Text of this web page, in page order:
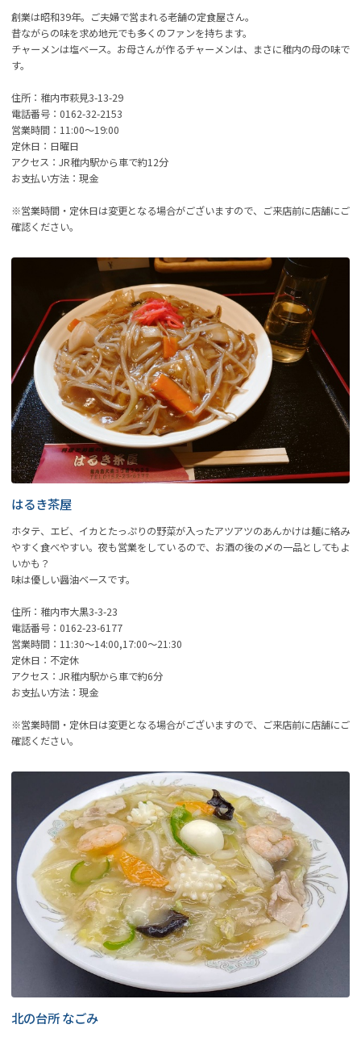
創業は昭和39年。ご夫婦で営まれる老舗の定食屋さん。
昔ながらの味を求め地元でも多くのファンを持ちます。
チャーメンは塩ベース。お母さんが作るチャーメンは、まさに稚内の母の味で
す。
住所：稚内市萩見3-13-29
電話番号：0162-32-2153
営業時間：11:00～19:00
定休日：日曜日
アクセス：JR稚内駅から車で約12分
お支払い方法：現金
※営業時間・定休日は変更となる場合がございますので、ご来店前に店舗にご
確認ください。
はるき茶屋
ホタテ、エビ、イカとたっぷりの野菜が入ったアツアツのあんかけは麺に絡み
やすく食べやすい。夜も営業をしているので、お酒の後の〆の一品としてもよ
いかも？
味は優しい醤油ベースです。
住所：稚内市大黒3-3-23
電話番号：0162-23-6177
営業時間：11:30～14:00,17:00～21:30
定休日：不定休
アクセス：JR稚内駅から車で約6分
お支払い方法：現金
※営業時間・定休日は変更となる場合がございますので、ご来店前に店舗にご
確認ください。
北の台所 なごみ